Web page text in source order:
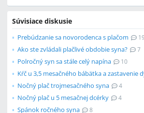
Súvisiace diskusie
Prebúdzanie sa novorodenca s plačom 19
Ako ste zvládali plačlivé obdobie syna? 7
Polročný syn sa stále celý napína 10
Kŕč u 3,5 mesačného bábätka a zastavenie
Nočný plač trojmesačného syna 4
Nočný plač u 5 mesačnej dcérky 4
Spánok ročného syna 8